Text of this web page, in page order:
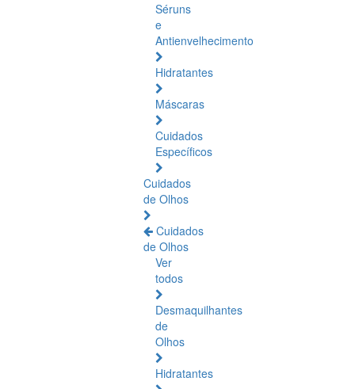
Séruns
e
Antienvelhecimento
Hidratantes
Máscaras
Cuidados
Específicos
Cuidados
de Olhos
Cuidados
de Olhos
Ver
todos
Desmaquilhantes
de
Olhos
Hidratantes